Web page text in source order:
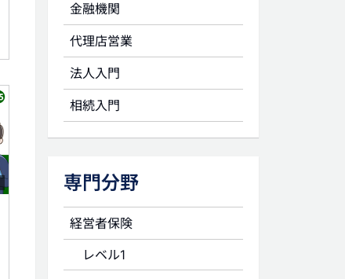
金融機関
代理店営業
法人入門
相続入門
専門分野
経営者保険
レベル1